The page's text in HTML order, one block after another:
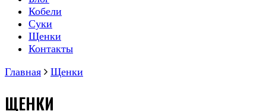
Кобели
Суки
Щенки
Контакты
Главная
Щенки
ЩЕНКИ